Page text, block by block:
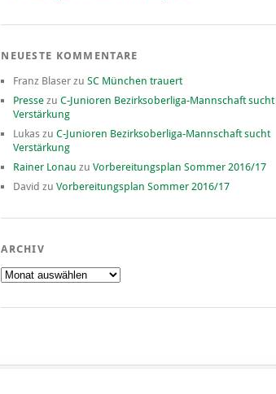
NEUESTE KOMMENTARE
Franz Blaser zuSC München trauert
Presse zuC-Junioren Bezirksoberliga-Mannschaft sucht
Verstärkung
Lukas zuC-Junioren Bezirksoberliga-Mannschaft sucht
Verstärkung
Rainer Lonau zuVorbereitungsplan Sommer 2016/17
David zuVorbereitungsplan Sommer 2016/17
ARCHIV
Archiv